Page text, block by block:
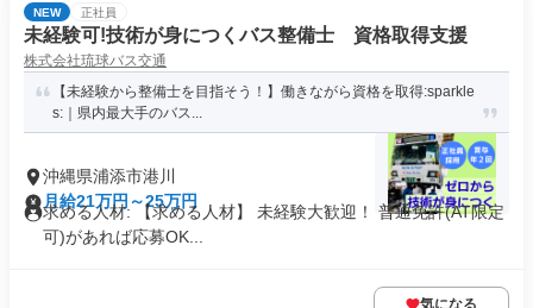
NEW 正社員
未経験可!技術が身につくバス整備士 資格取得支援
株式会社琉球バス交通
【未経験から整備士を目指そう！】働きながら資格を取得:sparkle
s:｜県内最大手のバス...
沖縄県浦添市港川
月給21万円～25万円
求める人材: 【求める人材】 未経験大歓迎！ 普通免許(AT限定
可)があれば応募OK...
気になる